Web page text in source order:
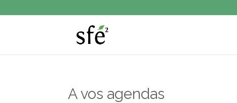
A vos agendas